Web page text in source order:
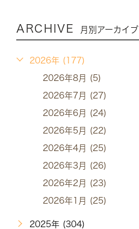
ARCHIVE 月別アーカイブ
2026年 (177)
2026年8月 (5)
2026年7月 (27)
2026年6月 (24)
2026年5月 (22)
2026年4月 (25)
2026年3月 (26)
2026年2月 (23)
2026年1月 (25)
2025年 (304)